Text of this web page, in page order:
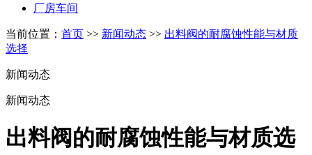
厂房车间
当前位置： 首页 >> 新闻动态 >> 出料阀的耐腐蚀性能与材质
选择
新闻动态
新闻动态
出料阀的耐腐蚀性能与材质选